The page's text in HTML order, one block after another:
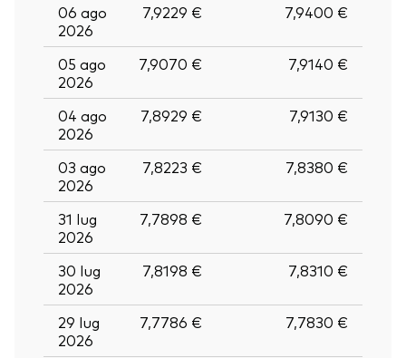
06 ago
2026
7,9229 € 7,9400 €
05 ago
2026
7,9070 € 7,9140 €
04 ago
2026
7,8929 € 7,9130 €
03 ago
2026
7,8223 € 7,8380 €
31 lug
2026
7,7898 € 7,8090 €
30 lug
2026
7,8198 € 7,8310 €
29 lug
2026
7,7786 € 7,7830 €